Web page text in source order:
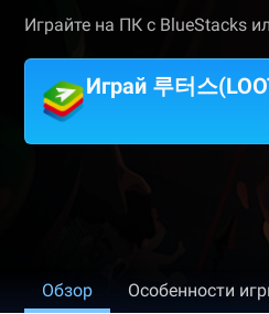
Играйте на ПК с BlueStacks
Играй 루터스
Обзор Особенности